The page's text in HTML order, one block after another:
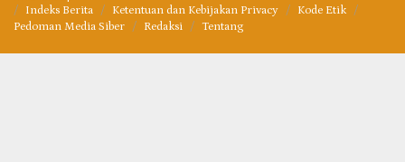
Indeks Berita Ketentuan dan Kebijakan Privacy
Kode Etik
Pedoman Media Siber
Redaksi Tentang